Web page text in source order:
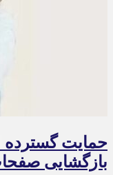
حمایت گسترده
بازگشایی